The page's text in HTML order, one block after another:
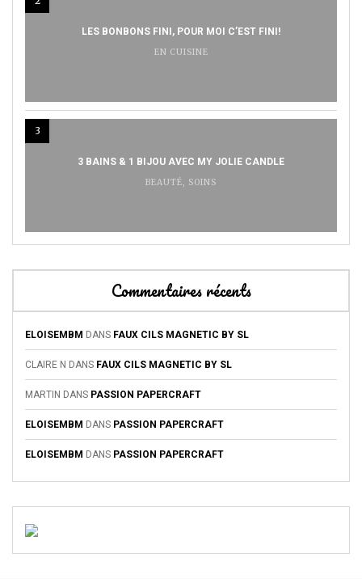
LES BONBONS FINI, POUR MOI C’EST FINI!
EN CUISINE
3
3 BAINS & 1 BIJOU AVEC MY JOLIE CANDLE
BEAUTÉ, SOINS
Commentaires récents
ELOISEMBM DANS FAUX CILS MAGNETIC BY SL
CLAIRE N DANS FAUX CILS MAGNETIC BY SL
MARTIN DANS PASSION PAPERCRAFT
ELOISEMBM DANS PASSION PAPERCRAFT
ELOISEMBM DANS PASSION PAPERCRAFT